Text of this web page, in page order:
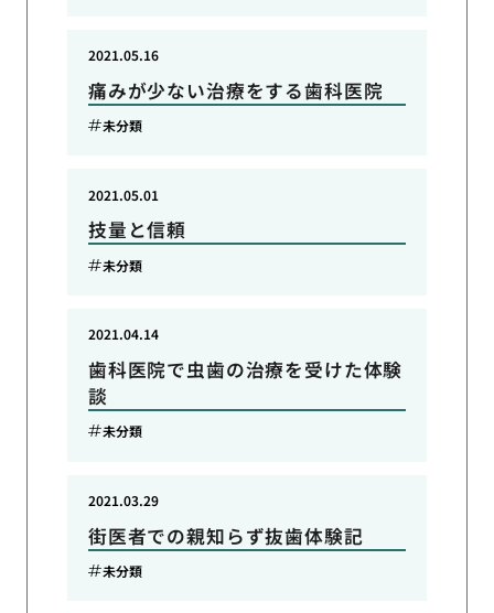
痛みが少ない治療をする歯科医院
2021.05.16
未分類
技量と信頼
2021.05.01
未分類
歯科医院で虫歯の治療を受けた体験
談
2021.04.14
未分類
街医者での親知らず抜歯体験記
2021.03.29
未分類